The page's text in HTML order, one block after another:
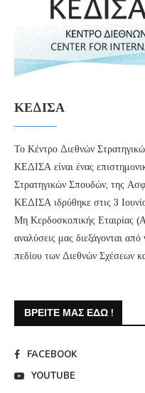
ΚΕΔΙΣΑ
Το Κέντρο Διεθνών
ΚΕΔΙΣΑ είναι ένας
Στρατηγικών Σπουδών, της
ΚΕΔΙΣΑ ιδρύθηκε στις 3
Μη Κερδοσκοπικής
αναλύσεις μας διεξάγονται
πεδίου των Διεθνών Σχέσεων
ΒΡΕΊΤΕ ΜΑΣ ΕΔΏ !
FACEBOOK
YOUTUBE